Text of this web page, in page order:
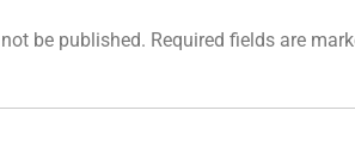
be published. Required fields are